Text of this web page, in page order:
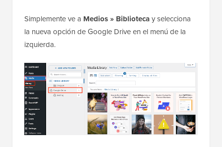
Simplemente ve a Medios » Bibliotecay selecciona
la nueva opción de Google Drive en el menú de la
izquierda.